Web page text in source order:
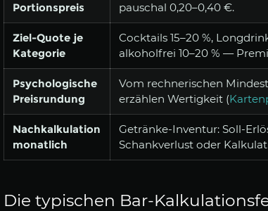
Portionspreis
pauschal 0,20–0,40 €.
Ziel-Quote je
Kategorie
Cocktails 15–20 %,
alkoholfrei 10–20 % —
Psychologische
Preisrundung
Vom rechnerischen
erzählen Wertigkeit (
Nachkalkulation
monatlich
Getränke-Inventur: Soll-
Schankverlust oder
Die typischen Bar-